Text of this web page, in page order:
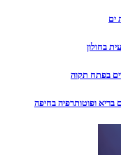
ים
בחולון
בפתח תקוה
בריא ופוטותרפיה בחיפה